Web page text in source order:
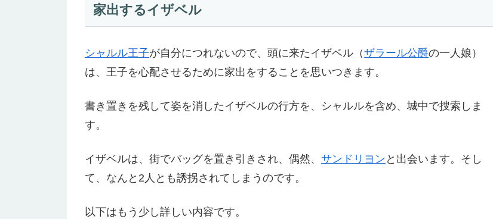
家出するイザベル
シャルル王子が自分につれないので、頭に来たイザベル（ザラール公爵の一人娘）
は、王子を心配させるために家出をすることを思いつきます。
書き置きを残して姿を消したイザベルの行方を、シャルルを含め、城中で捜索しま
す。
イザベルは、街でバッグを置き引きされ、偶然、 サンドリヨン と出会います。そし
て、なんと2人とも誘拐されてしまうのです。
以下はもう少し詳しい内容です。